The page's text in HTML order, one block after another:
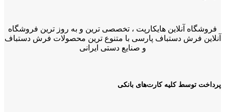
فروشگاه آنلاین هایکارپت ، تخصصی ترین و به روز ترین فروشگاه
آنلاین فرش دستباف پارسی با متنوع ترین محصولات فرش دستباف
و صنایع دستی ایرانی
پرداخت توسط کلیه کارت‌های بانکی